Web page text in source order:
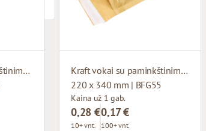
Balti vokai su paminkštinimu F16
Kraft vokai su paminkštinimu F16
220 x 340 mm | BFG55
Kaina už 1 gab.
0,28 €
10+ vnt.
0,17 €
100+ vnt.